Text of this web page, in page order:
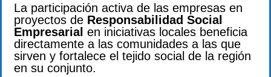
La participación activa de las empresas en
proyectos de Responsabilidad Social
Empresarial en iniciativas locales beneficia
directamente a las comunidades a las que
sirven y fortalece el tejido social de la región
en su conjunto.